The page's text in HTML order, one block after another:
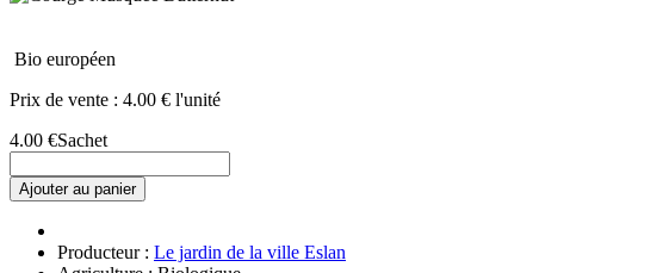
Bio européen
Prix de vente : 4.00 € l'unité
4.00 €Sachet
Ajouter au panier
Producteur : Le jardin de la ville Eslan